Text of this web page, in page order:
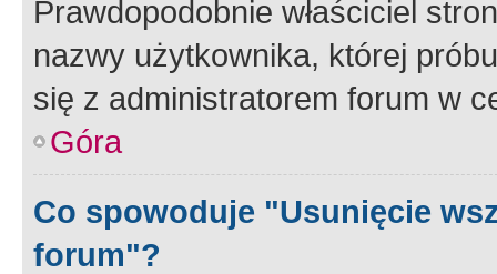
Prawdopodobnie właściciel
nazwy użytkownika, której
się z administratorem forum w
Góra
Co spowoduje "Usunięcie
forum"?